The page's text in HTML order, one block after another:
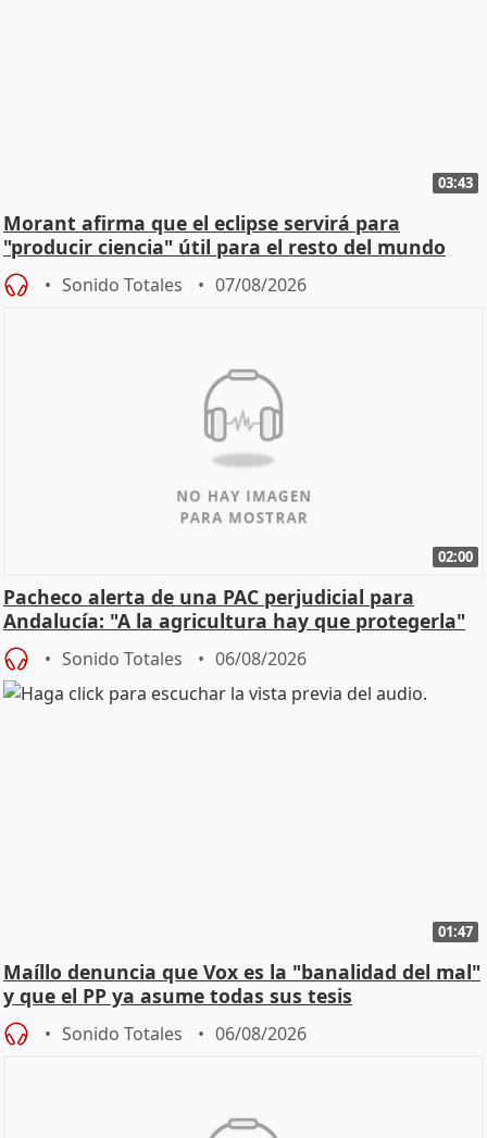
03:43
Morant afirma que el eclipse servirá para
"producir ciencia" útil para el resto del mundo
Sonido Totales 07/08/2026
02:00
Pacheco alerta de una PAC perjudicial para
Andalucía: "A la agricultura hay que protegerla"
Sonido Totales 06/08/2026
01:47
Maíllo denuncia que Vox es la "banalidad del mal"
y que el PP ya asume todas sus tesis
Sonido Totales 06/08/2026